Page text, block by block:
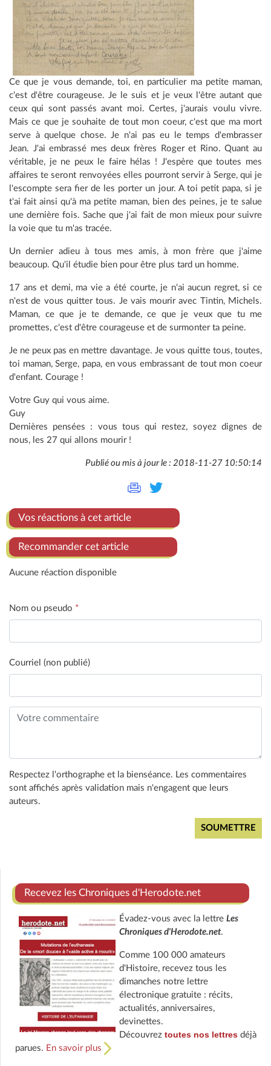
Ce que je vous demande, toi, en particulier ma petite maman,
c'est d'être courageuse. Je le suis et je veux l'être autant que
ceux qui sont passés avant moi. Certes, j'aurais voulu vivre.
Mais ce que je souhaite de tout mon coeur, c'est que ma mort
serve à quelque chose. Je n'ai pas eu le temps d'embrasser
Jean. J'ai embrassé mes deux frères Roger et Rino. Quant au
véritable, je ne peux le faire hélas ! J'espère que toutes mes
affaires te seront renvoyées elles pourront servir à Serge, qui je
l'escompte sera fier de les porter un jour. A toi petit papa, si je
t'ai fait ainsi qu'à ma petite maman, bien des peines, je te salue
une dernière fois. Sache que j'ai fait de mon mieux pour suivre
la voie que tu m'as tracée.
Un dernier adieu à tous mes amis, à mon frère que j'aime
beaucoup. Qu'il étudie bien pour être plus tard un homme.
17 ans et demi, ma vie a été courte, je n'ai aucun regret, si ce
n'est de vous quitter tous. Je vais mourir avec Tintin, Michels.
Maman, ce que je te demande, ce que je veux que tu me
promettes, c'est d'être courageuse et de surmonter ta peine.
Je ne peux pas en mettre davantage. Je vous quitte tous, toutes,
toi maman, Serge, papa, en vous embrassant de tout mon coeur
d'enfant. Courage !
Votre Guy qui vous aime.
Guy
Dernières pensées : vous tous qui restez, soyez dignes de
nous, les 27 qui allons mourir !
Publié ou mis à jour le : 2018-11-27 10:50:14
Vos réactions à cet article
Recommander cet article
Aucune réaction disponible
Nom ou pseudo *
Courriel (non publié)
Respectez l'orthographe et la bienséance. Les commentaires
sont affichés après validation mais n'engagent que leurs
auteurs.
Recevez les Chroniques d'Herodote.net
Évadez-vous avec la lettre Les
Chroniques d'Herodote.net.
Comme 100 000 amateurs
d'Histoire, recevez tous les
dimanches notre lettre
électronique gratuite : récits,
actualités, anniversaires,
devinettes.
Découvrez toutes nos lettresdéjà
parues. En savoir plus